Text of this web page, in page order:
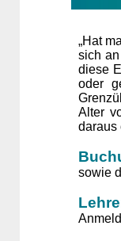
„Hat
sich
diese
oder
Alter
daraus
sowie